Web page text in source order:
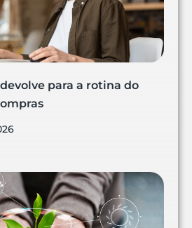
para a rotina do